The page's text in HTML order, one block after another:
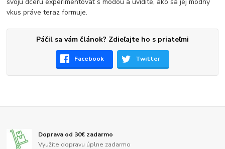
vkus práve teraz formuje.
Páčil sa vám článok? Zdieľajte ho s priateľmi
Facebook Twitter
Doprava od 30€ zadarmo
Využite dopravu úplne zadarmo